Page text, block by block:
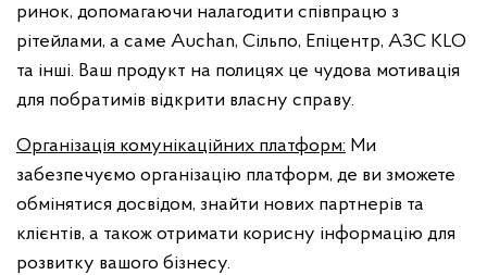
ринок, допомагаючи налагодити співпрацю з
рітейлами, а саме Auchan, Сільпо, Епіцентр, АЗС KLO
та інші. Ваш продукт на полицях це чудова мотивація
для побратимів відкрити власну справу.
Організація комунікаційних платформ: Ми
забезпечуємо організацію платформ, де ви зможете
обмінятися досвідом, знайти нових партнерів та
клієнтів, а також отримати корисну інформацію для
розвитку вашого бізнесу.